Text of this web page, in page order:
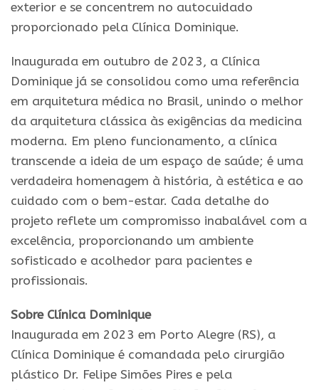
exterior e se concentrem no autocuidado
proporcionado pela Clínica Dominique.
Inaugurada em outubro de 2023, a Clínica
Dominique já se consolidou como uma referência
em arquitetura médica no Brasil, unindo o melhor
da arquitetura clássica às exigências da medicina
moderna. Em pleno funcionamento, a clínica
transcende a ideia de um espaço de saúde; é uma
verdadeira homenagem à história, à estética e ao
cuidado com o bem-estar. Cada detalhe do
projeto reflete um compromisso inabalável com a
excelência, proporcionando um ambiente
sofisticado e acolhedor para pacientes e
profissionais.
Sobre Clínica Dominique
Inaugurada em 2023 em Porto Alegre (RS), a
Clínica Dominique é comandada pelo cirurgião
plástico Dr. Felipe Simões Pires e pela